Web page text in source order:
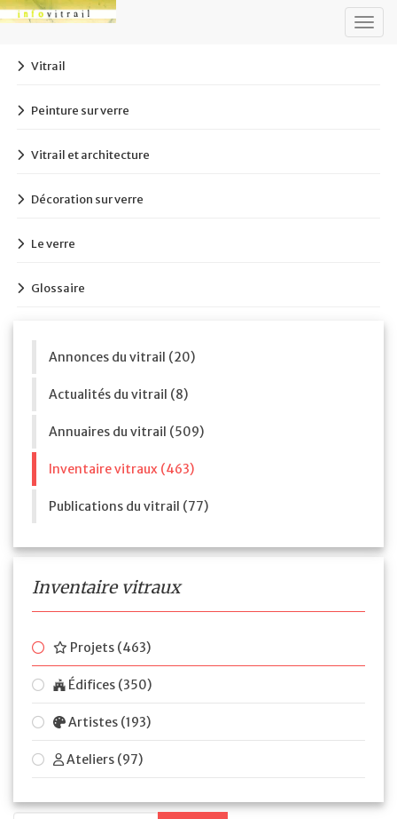
Vitrail
Peinture sur verre
Vitrail et architecture
Décoration sur verre
Le verre
Glossaire
Annonces du vitrail (20)
Actualités du vitrail (8)
Annuaires du vitrail (509)
Inventaire vitraux (463)
Publications du vitrail (77)
Inventaire vitraux
Projets (463)
Édifices (350)
Artistes (193)
Ateliers (97)